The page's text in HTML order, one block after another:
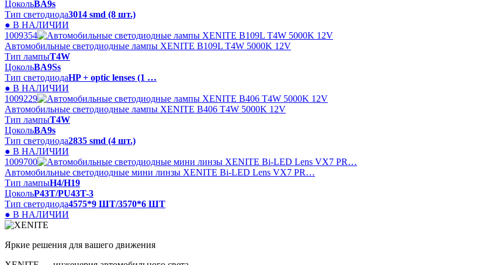
ЦокольBA9s
Тип светодиода3014 smd (8 шт.)
● В НАЛИЧИИ
1009354
Автомобильные светодиодные лампы XENITE B109L T4W 5000K 12V
Тип лампыТ4W
ЦокольBA9Ss
Тип светодиодаHP + optic lenses (1 …
● В НАЛИЧИИ
1009229
Автомобильные светодиодные лампы XENITE B406 Т4W 5000K 12V
Тип лампыТ4W
ЦокольBA9s
Тип светодиода2835 smd (4 шт.)
● В НАЛИЧИИ
1009700
Автомобильные светодиодные мини линзы XENITE Bi-LED Lens VX7 PR…
Тип лампыH4/H19
ЦокольP43T/PU43T-3
Тип светодиода4575*9 ШТ/3570*6 ШТ
● В НАЛИЧИИ
Яркие решения для вашего движения